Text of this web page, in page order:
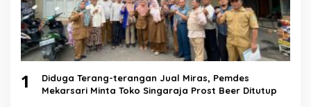
1
Diduga Terang-terangan Jual Miras, Pemdes
Mekarsari Minta Toko Singaraja Prost Beer Ditutup